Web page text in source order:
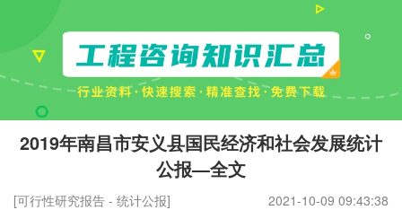
2019年南昌市安义县国民经济和社会发展统计
公报—全文
[可行性研究报告 - 统计公报] 2021-10-09 09:43:38